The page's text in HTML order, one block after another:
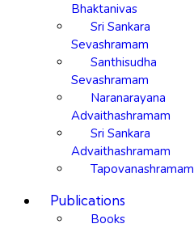
Bhaktanivas
Sri Sankara
Sevashramam
Santhisudha
Sevashramam
Naranarayana
Advaithashramam
Sri Sankara
Advaithashramam
Tapovanashramam
Publications
Books